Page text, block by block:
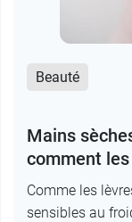
Beauté
Mains
comment
Comme les
sensibles au